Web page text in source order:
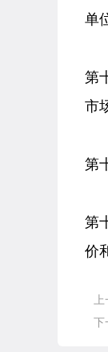
单
第
市
第
第
价
下